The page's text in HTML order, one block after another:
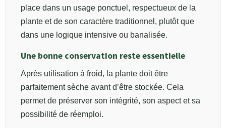
place dans un usage ponctuel, respectueux de la
plante et de son caractère traditionnel, plutôt que
dans une logique intensive ou banalisée.
Une bonne conservation reste essentielle
Après utilisation à froid, la plante doit être
parfaitement sèche avant d’être stockée. Cela
permet de préserver son intégrité, son aspect et sa
possibilité de réemploi.